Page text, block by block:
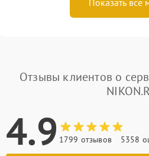
Показать все
Отзывы клиентов о
4.9 1799 отзывов 5358